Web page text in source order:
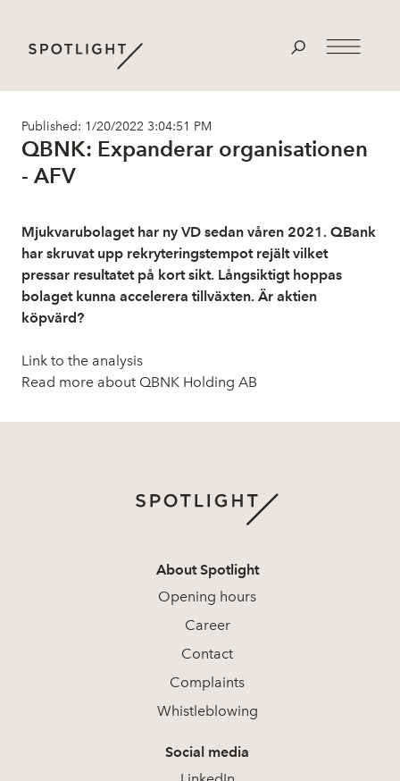
Published: 1/20/2022 3:04:51 PM
QBNK: Expanderar organisationen
- AFV
Mjukvarubolaget har ny VD sedan våren 2021. QBank
har skruvat upp rekryteringstempot rejält vilket
pressar resultatet på kort sikt. Långsiktigt hoppas
bolaget kunna accelerera tillväxten. Är aktien
köpvärd?
Link to the analysis
Read more about QBNK Holding AB
About Spotlight
Opening hours
Career
Contact
Complaints
Whistleblowing
Social media